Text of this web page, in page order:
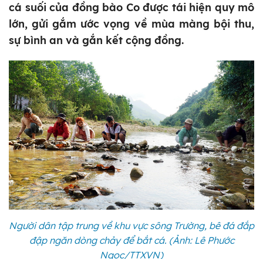
cá suối của đồng bào Co được tái hiện quy mô
lớn, gửi gắm ước vọng về mùa màng bội thu,
sự bình an và gắn kết cộng đồng.
Người dân tập trung về khu vực sông Trường, bê đá đắp
đập ngăn dòng chảy để bắt cá. (Ảnh: Lê Phước
Ngọc/TTXVN)